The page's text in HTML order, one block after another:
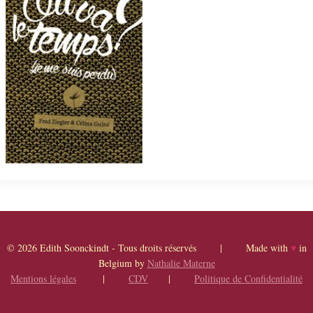
© 2026 Edith Soonckindt - Tous droits réservés | Made with ♥in
Belgium by Nathalie Materne
Mentions légales | CDV | Politique de Confidentialité